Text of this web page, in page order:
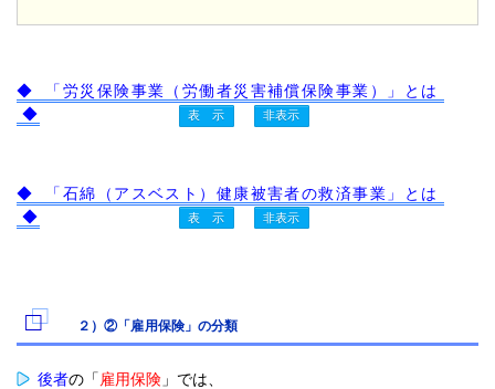
◆ 「労災保険事業（労働者災害補償保険事業）」とは
◆
◆ 「石綿（アスベスト）健康被害者の救済事業」とは
◆
２）②「雇用保険」の分類
後者の「 雇用保険 」では、